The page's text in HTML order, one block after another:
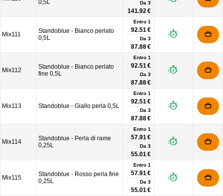
0,5L Da 3
141.92 €
Mix111
Standoblue - Bianco perlato
0,5L
Entro 1
92.51 €
Da 3
87.88 €
Mix112
Standoblue - Bianco perlato
fine 0,5L
Entro 1
92.51 €
Da 3
87.88 €
Mix113 Standoblue - Giallo perla 0,5L
Entro 1
92.51 €
Da 3
87.88 €
Mix114
Standoblue - Perla di rame
0,25L
Entro 1
57.91 €
Da 3
55.01 €
Mix115
Standoblue - Rosso perla fine
0,25L
Entro 1
57.91 €
Da 3
55.01 €